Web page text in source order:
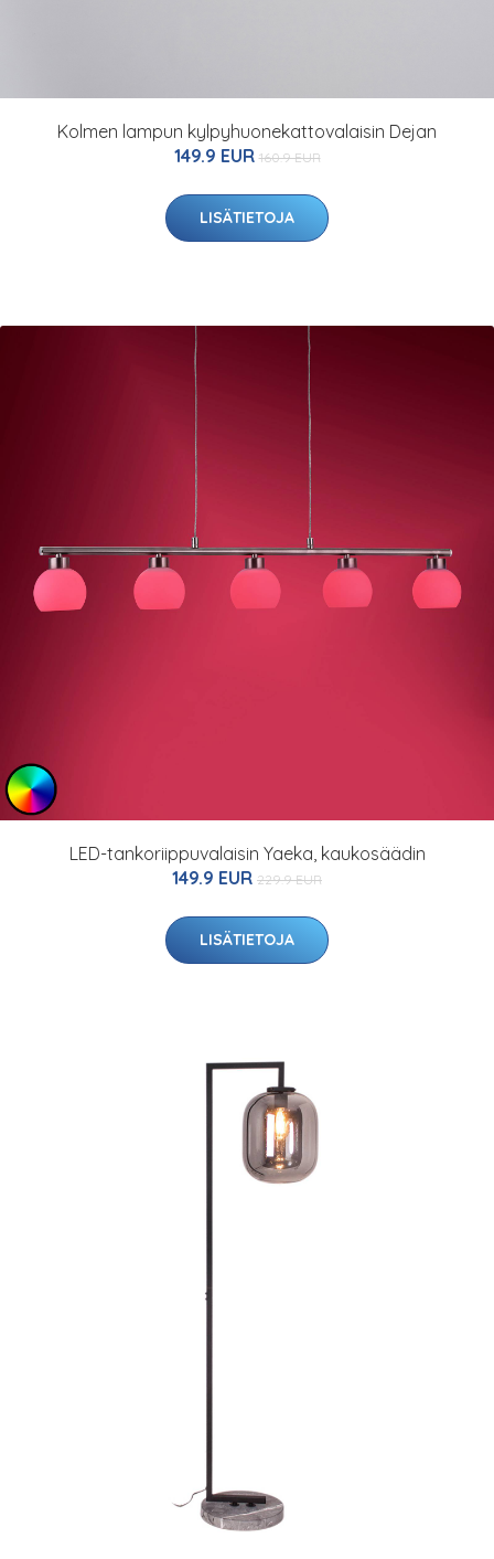
Kolmen lampun kylpyhuonekattovalaisin Dejan
149.9 EUR 160.9 EUR
LISÄTIETOJA
LED-tankoriippuvalaisin Yaeka, kaukosäädin
149.9 EUR 229.9 EUR
LISÄTIETOJA